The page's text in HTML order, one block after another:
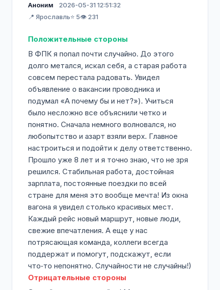
Аноним
2026-05-31 12:51:32
📍 Ярославль⭐ 5👁️ 231
Положительные стороны
В ФПК я попал почти случайно. До этого
долго метался, искал себя, а старая работа
совсем перестала радовать. Увидел
объявление о вакансии проводника и
подумал «А почему бы и нет?»). Учиться
было несложно все объяснили четко и
понятно. Сначала немного волновался, но
любопытство и азарт взяли верх. Главное
настроиться и подойти к делу ответственно.
Прошло уже 8 лет и я точно знаю, что не зря
решился. Стабильная работа, достойная
зарплата, постоянные поездки по всей
стране для меня это вообще мечта! Из окна
вагона я увидел столько красивых мест.
Каждый рейс новый маршрут, новые люди,
свежие впечатления. А еще у нас
потрясающая команда, коллеги всегда
поддержат и помогут, подскажут, если
что‑то непонятно. Случайности не случайны!)
Отрицательные стороны